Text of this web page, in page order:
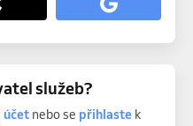
služeb?
nebo se přihlastek